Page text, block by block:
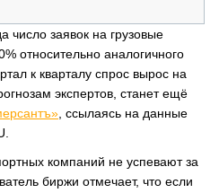
число заявок на грузовые
относительно аналогичного
к кварталу спрос вырос на
экспертов, станет ещё
, ссылаясь на данные
компаний не успевают за
биржи отмечает, что если